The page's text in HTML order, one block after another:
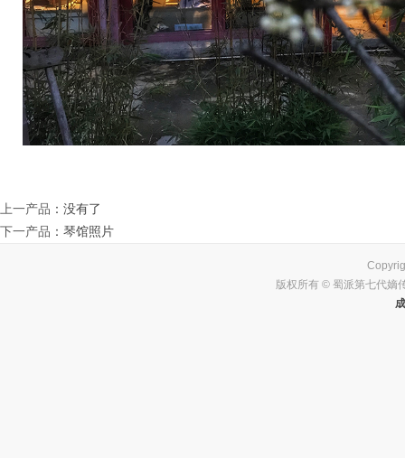
上一产品 ：没有了
下一产品 ： 琴馆照片
版权所有 © 蜀派第七代嫡